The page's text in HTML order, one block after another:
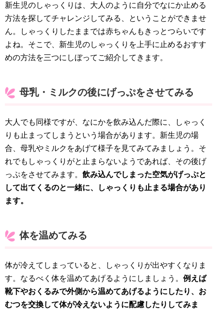
新生児のしゃっくりは、大人のように自分でなにか止める
方法を探してチャレンジしてみる、ということができませ
ん。しゃっくりしたままでは赤ちゃんもきっとつらいです
よね。そこで、新生児のしゃっくりを上手に止めるおすす
めの方法を三つにしぼってご紹介してきます。
母乳・ミルクの後にげっぷをさせてみる
大人でも同様ですが、なにかを飲み込んだ際に、しゃっく
りも止まってしまうという場合があります。新生児の場
合、母乳やミルクをあげて様子を見てみてみましょう。そ
れでもしゃっくりがと止まらないようであれば、その後げ
っぷをさせてみます。 飲み込んでしまった空気がげっぷと
して出てくるのと一緒に、しゃっくりも止まる場合があり
ます。
体を温めてみる
体が冷えてしまっていると、しゃっくりが出やすくなりま
す。なるべく体を温めてあげるようにしましょう。 例えば
靴下やおくるみで外側から温めてあげるようにしたり、お
むつを交換して体が冷えないように配慮したりしてみま